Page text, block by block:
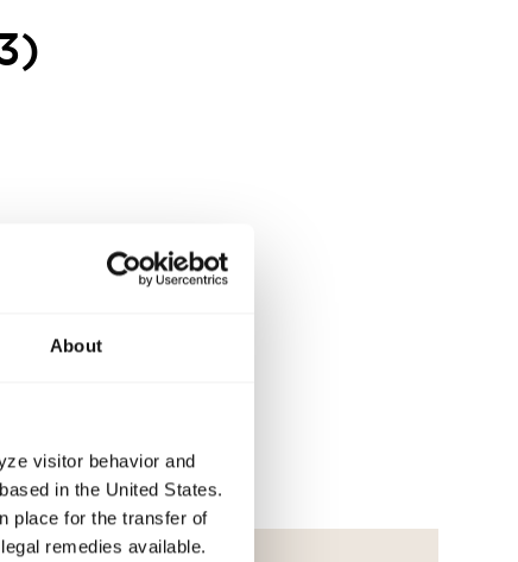
About
visitor behavior and
in the United States.
place for the transfer of
remedies available.
max.